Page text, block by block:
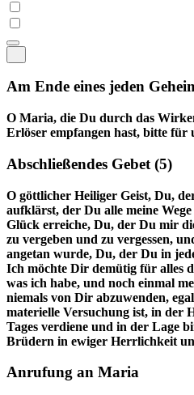
Am Ende eines jeden
O Maria, die Du durch das
Erlöser empfangen hast, bitte für
Abschließendes Gebet (5)
O göttlicher Heiliger Geist, Du,
aufklärst, der Du alle meine
Glück erreiche, Du, der Du mir
zu vergeben und zu vergessen,
angetan wurde, Du, der Du in
Ich möchte Dir demütig für alles
was ich habe, und noch einmal
niemals von Dir abzuwenden,
materielle Versuchung ist, in der
Tages verdiene und in der Lage
Brüdern in ewiger Herrlichkeit
Anrufung an Maria